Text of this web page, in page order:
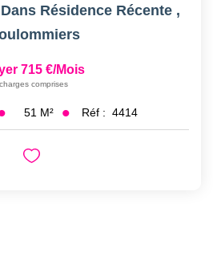
Résidence Récente ,
715 €/mois
charges comprises
51 M² Réf : 4414